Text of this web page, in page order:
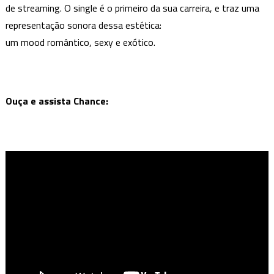
de streaming. O single é o primeiro da sua carreira, e traz uma
representação sonora dessa estética:
um mood romântico, sexy e exótico.
Ouça e assista Chance: